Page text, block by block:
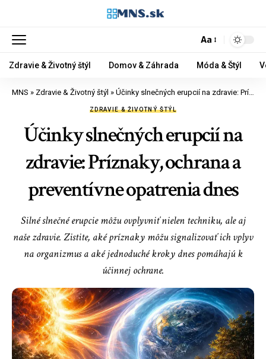
Aa
Zdravie & Životný štýl Domov & Záhrada Móda & Štýl
MNS » Zdravie & Životný štýl » Účinky slnečných erupcií na zdravie: Príznaky, ochrana a preventívne opatrenia dnes
ZDRAVIE & ŽIVOTNÝ ŠTÝL
Účinky slnečných erupcií na
zdravie: Príznaky, ochrana a
preventívne opatrenia dnes
Silné slnečné erupcie môžu ovplyvniť nielen techniku, ale aj
naše zdravie. Zistite, aké príznaky môžu signalizovať ich vplyv
na organizmus a aké jednoduché kroky dnes pomáhajú k
účinnej ochrane.